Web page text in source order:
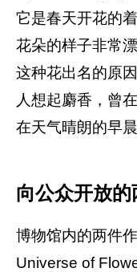
它是春天开花的
花朵的样子非常漂
这种花出名的原
人想起麝香，曾
在天气晴朗的早
向公众开放
博物馆内的两件
Universe of